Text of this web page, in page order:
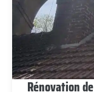
Rénovation